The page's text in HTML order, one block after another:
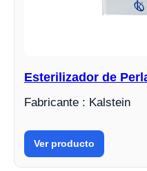
Esterilizador de
Fabricante : Kalstein
Ver producto